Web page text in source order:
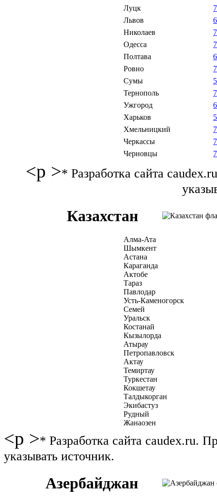
Луцк
Львов
Николаев
Одесса
Полтава
Ровно
Сумы
Тернополь
Ужгород
Харьков
Хмельницкий
Черкассы
Черновцы
<p >* Разработка сайта
Казахстан
Алма-Ата
Шымкент
Астана
Караганда
Актобе
Тараз
Павлодар
Усть-Каменогорск
Семей
Уральск
Костанай
Кызылорда
Атырау
Петропавловск
Актау
Темиртау
Туркестан
Кокшетау
Талдыкорган
Экибастуз
Рудный
Жанаозен
<p >* Разработка сайта caudex.ru.
указывать источник.
Азербайджан